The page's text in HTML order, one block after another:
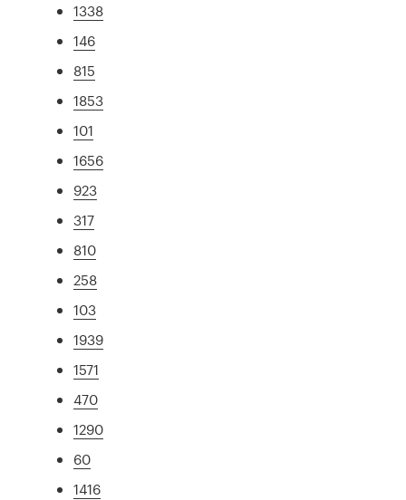
1338
146
815
1853
101
1656
923
317
810
258
103
1939
1571
470
1290
60
1416